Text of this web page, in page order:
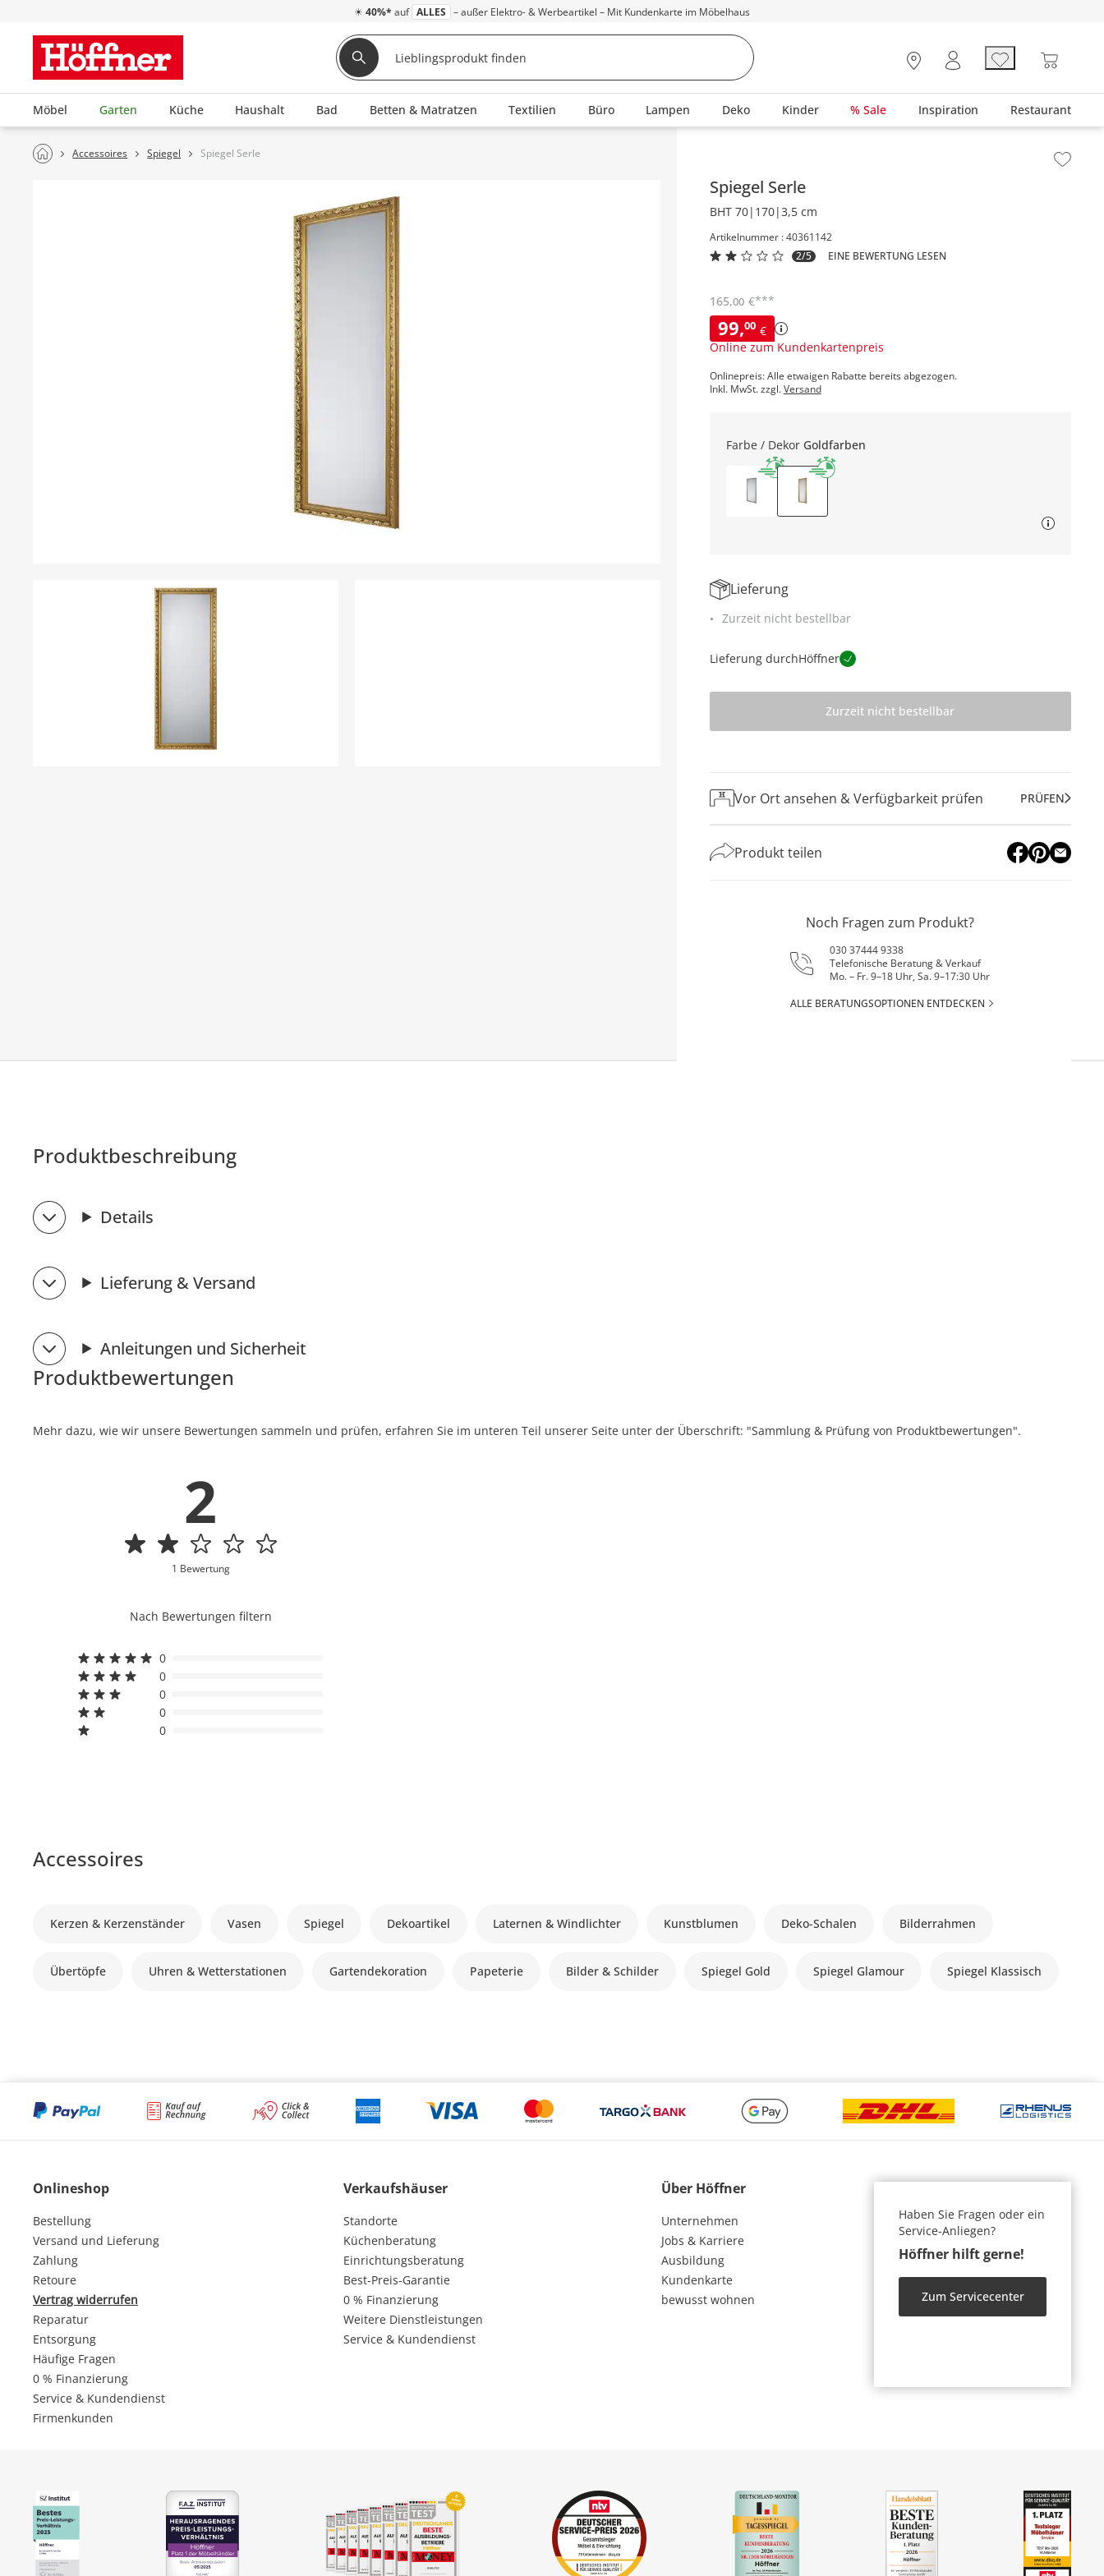
☀ 40%* auf ALLES – außer Elektro- & Werbeartikel – Mit Kundenkarte im Möbelhaus
Möbel Garten Küche Haushalt Bad Betten & Matratzen Textilien Büro Lampen Deko Kinder % Sale Inspiration Restaurant
Accessoires Spiegel Spiegel Serle
Spiegel Serle
BHT 70|170|3,5 cm
Artikelnummer : 40361142
2/5
EINE BEWERTUNG LESEN
99,00 €
Online zum Kundenkartenpreis
165,00 €***
Onlinepreis: Alle etwaigen Rabatte bereits abgezogen.
Inkl. MwSt. zzgl.Versand
Farbe / Dekor Goldfarben
Lieferung
Zurzeit nicht bestellbar
Lieferung durchHöffner
Zurzeit nicht bestellbar
Vor Ort ansehen & Verfügbarkeit prüfen PRÜFEN
Produkt teilen
Noch Fragen zum Produkt?
030 37444 9338
Telefonische Beratung & Verkauf
Mo. – Fr. 9–18 Uhr, Sa. 9–17:30 Uhr
ALLE BERATUNGSOPTIONEN ENTDECKEN
Produktbeschreibung
Details
Lieferung & Versand
Anleitungen und Sicherheit
Produktbewertungen
Mehr dazu, wie wir unsere Bewertungen sammeln und prüfen, erfahren Sie im unteren Teil unserer Seite unter der Überschrift: "Sammlung & Prüfung von Produktbewertungen".
2
1 Bewertung
Nach Bewertungen filtern
0
0
0
0
0
Accessoires
Kerzen & Kerzenständer Vasen Spiegel Dekoartikel Laternen & Windlichter Kunstblumen Deko-Schalen Bilderrahmen
Übertöpfe Uhren & Wetterstationen Gartendekoration Papeterie Bilder & Schilder Spiegel Gold Spiegel Glamour Spiegel Klassisch
Onlineshop
Bestellung
Versand und Lieferung
Zahlung
Retoure
Vertrag widerrufen
Reparatur
Entsorgung
Häufige Fragen
0 % Finanzierung
Service & Kundendienst
Firmenkunden
Verkaufshäuser
Standorte
Küchenberatung
Einrichtungsberatung
Best-Preis-Garantie
0 % Finanzierung
Weitere Dienstleistungen
Service & Kundendienst
Über Höffner
Unternehmen
Jobs & Karriere
Ausbildung
Kundenkarte
bewusst wohnen
Haben Sie Fragen oder ein
Service-Anliegen?
Höffner hilft gerne!
Zum Servicecenter